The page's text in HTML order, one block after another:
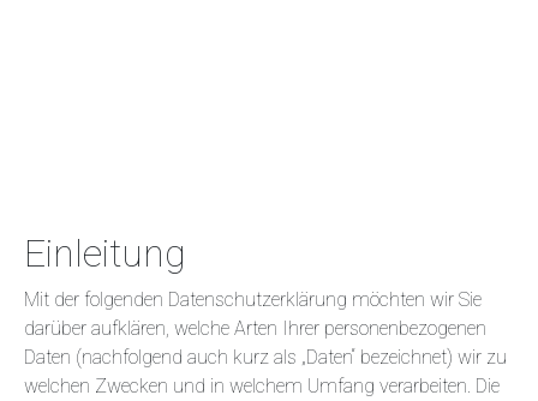
Einleitung
Mit der folgenden Datenschutzerklärung möchten wir Sie
darüber aufklären, welche Arten Ihrer personenbezogenen
Daten (nachfolgend auch kurz als „Daten“ bezeichnet) wir zu
welchen Zwecken und in welchem Umfang verarbeiten. Die